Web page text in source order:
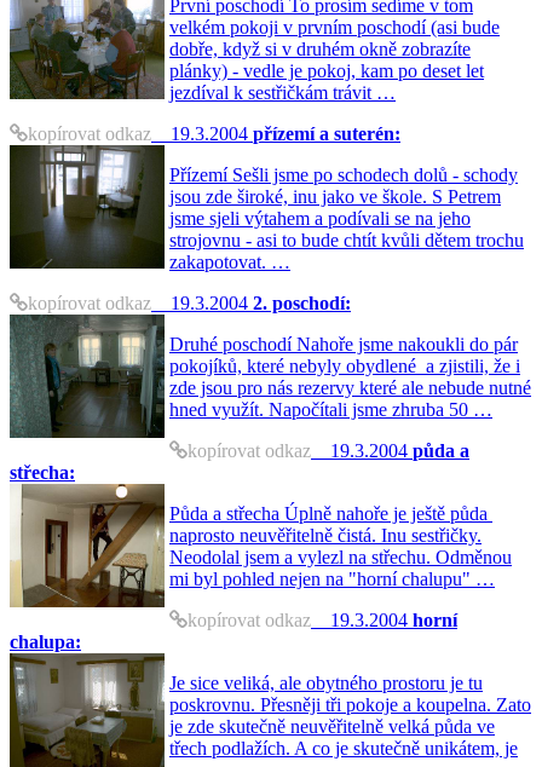
První poschodí To prosím sedíme v tom
velkém pokoji v prvním poschodí (asi bude
dobře, když si v druhém okně zobrazíte
plánky) - vedle je pokoj, kam po deset let
jezdíval k sestřičkám trávit …
kopírovat odkaz 19.3.2004 přízemí a suterén:
Přízemí Sešli jsme po schodech dolů - schody
jsou zde široké, inu jako ve škole. S Petrem
jsme sjeli výtahem a podívali se na jeho
strojovnu - asi to bude chtít kvůli dětem trochu
zakapotovat. …
kopírovat odkaz 19.3.2004 2. poschodí:
Druhé poschodí Nahoře jsme nakoukli do pár
pokojíků, které nebyly obydlené a zjistili, že i
zde jsou pro nás rezervy které ale nebude nutné
hned využít. Napočítali jsme zhruba 50 …
kopírovat odkaz 19.3.2004 půda a
střecha:
Půda a střecha Úplně nahoře je ještě půda
naprosto neuvěřitelně čistá. Inu sestřičky.
Neodolal jsem a vylezl na střechu. Odměnou
mi byl pohled nejen na "horní chalupu" …
kopírovat odkaz 19.3.2004 horní
chalupa:
Je sice veliká, ale obytného prostoru je tu
poskrovnu. Přesněji tři pokoje a koupelna. Zato
je zde skutečně neuvěřitelně velká půda ve
třech podlažích. A co je skutečně unikátem, je